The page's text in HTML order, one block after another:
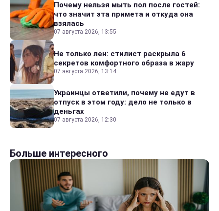
Почему нельзя мыть пол после гостей:
что значит эта примета и откуда она
взялась
07 августа 2026, 13:55
Не только лен: стилист раскрыла 6
секретов комфортного образа в жару
07 августа 2026, 13:14
Украинцы ответили, почему не едут в
отпуск в этом году: дело не только в
деньгах
07 августа 2026, 12:30
Больше интересного